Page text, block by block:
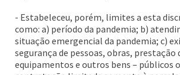
- Estabeleceu, porém, limites a esta
como: a) período da pandemia; b)
situação emergencial da pandemia; c)
segurança de pessoas, obras, prestação
equipamentos e outros bens – públicos